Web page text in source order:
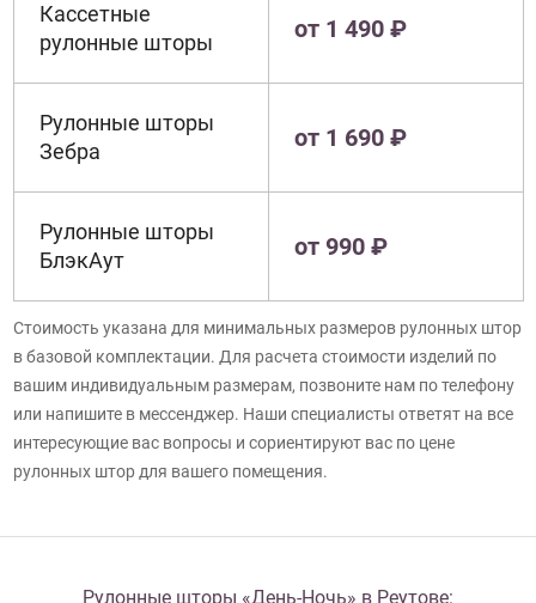
Кассетные
рулонные шторы
от 1 490 ₽
Рулонные шторы
Зебра
от 1 690 ₽
Рулонные шторы
БлэкАут
от 990 ₽
Стоимость указана для минимальных размеров рулонных штор
в базовой комплектации. Для расчета стоимости изделий по
вашим индивидуальным размерам, позвоните нам по телефону
или напишите в мессенджер. Наши специалисты ответят на все
интересующие вас вопросы и сориентируют вас по цене
рулонных штор для вашего помещения.
Рулонные шторы «День-Ночь» в Реутове: